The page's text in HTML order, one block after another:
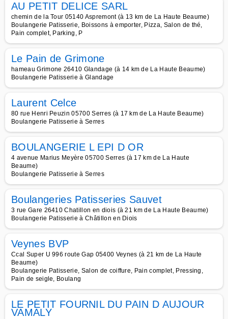
AU PETIT DELICE SARL
chemin de la Tour 05140 Aspremont (à 13 km de La Haute Beaume)
Boulangerie Patisserie, Boissons à emporter, Pizza, Salon de thé,
Pain complet, Parking, P
Le Pain de Grimone
hameau Grimone 26410 Glandage (à 14 km de La Haute Beaume)
Boulangerie Patisserie à Glandage
Laurent Celce
80 rue Henri Peuzin 05700 Serres (à 17 km de La Haute Beaume)
Boulangerie Patisserie à Serres
BOULANGERIE L EPI D OR
4 avenue Marius Meyère 05700 Serres (à 17 km de La Haute
Beaume)
Boulangerie Patisserie à Serres
Boulangeries Patisseries Sauvet
3 rue Gare 26410 Chatillon en diois (à 21 km de La Haute Beaume)
Boulangerie Patisserie à Châtillon en Diois
Veynes BVP
Ccal Super U 996 route Gap 05400 Veynes (à 21 km de La Haute
Beaume)
Boulangerie Patisserie, Salon de coiffure, Pain complet, Pressing,
Pain de seigle, Boulang
LE PETIT FOURNIL DU PAIN D AUJOUR
VAMALY